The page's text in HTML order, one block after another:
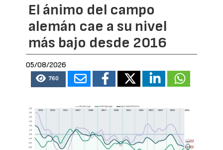
El ánimo del campo
alemán cae a su nivel
más bajo desde 2016
05/08/2026
760